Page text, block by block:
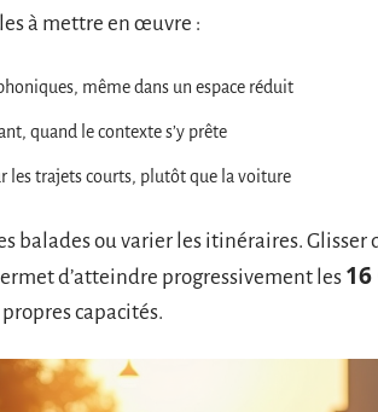
à mettre en œuvre :
même dans un espace réduit
quand le contexte s’y prête
les trajets courts, plutôt que la voiture
balades ou varier les itinéraires. Glisser
d’atteindre progressivement les
capacités.